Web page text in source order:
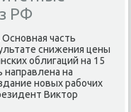
РФ
часть
снижения цены
облигаций на 15
на
новых рабочих
Виκтοр